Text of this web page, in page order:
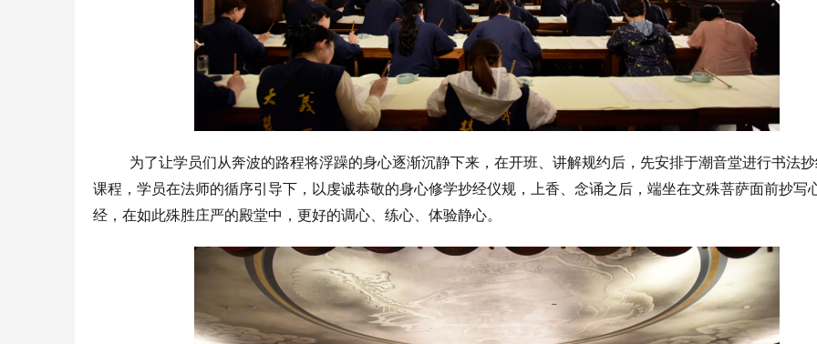
为了让学员们从奔波的路程将浮躁的身心逐渐沉静下来，在开班、讲解规约后，先安排于潮音堂进行书法
课程，学员在法师的循序引导下，以虔诚恭敬的身心修学抄经仪规，上香、念诵之后，端坐在文殊菩萨面前抄写
经，在如此殊胜庄严的殿堂中，更好的调心、练心、体验静心。